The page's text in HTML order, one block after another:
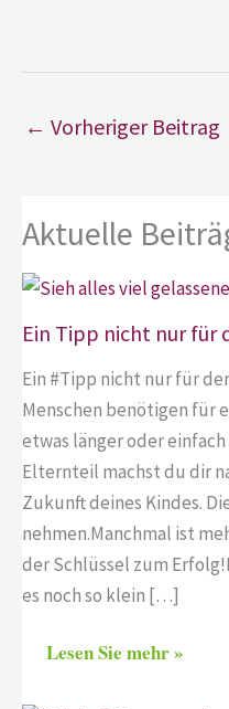
← Vorheriger Beitrag
Aktuelle
Ein Tipp nicht nur für
Ein #Tipp nicht nur für
Menschen benötigen für
etwas länger oder einfach
Elternteil machst du dir
Zukunft deines Kindes.
nehmen.Manchmal ist
der Schlüssel zum
es noch so klein […]
Lesen Sie mehr »